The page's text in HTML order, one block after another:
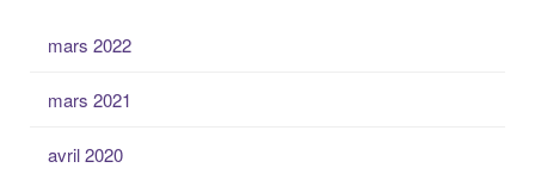
mars 2022
mars 2021
avril 2020